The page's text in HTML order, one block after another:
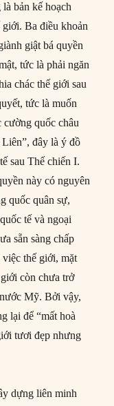
bản kế hoạch
Ba điều khoản
giật bá quyền
tức là phải ngăn
chác thế giới sau
tức là muốn
cường quốc châu
đây là ý đồ
sau Thế chiến I.
này có nguyên
quốc quân sự,
tế và ngoại
sẵn sàng chấp
thế giới, mặt
còn chưa trở
Mỹ. Bởi vậy,
lại để “mất hoà
tươi đẹp nhưng
dựng liên minh